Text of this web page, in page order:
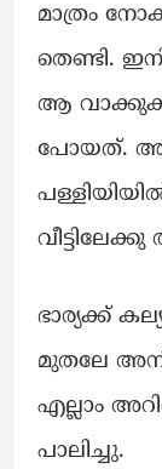
മാത്രം
തെണ്ടി.
ആ
പോയത്.
ഭാര്യക്ക്
മുതലേ
എല്ലാം
പാലിച്ചു.